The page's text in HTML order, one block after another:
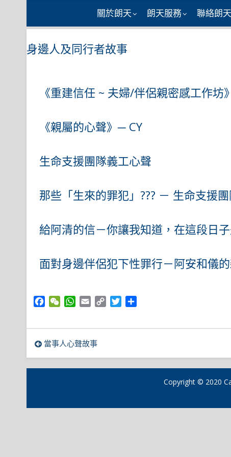
關於朗天 朗天服務 聯絡朗天
身邊人及同行者故事
《重建信任 ~ 夫婦/伴侶親密感工作坊
《親屬的心聲》─ CY
生命支援團隊義工心聲
那些「生來的罪犯」??? － 生命支援
給阿清的信－你讓我知道，在這段日
面對身邊伴侶犯下性罪行－阿安和儀
Facebook
WeChatWhatsApp
Email Copy
Twitter
文
章
當事人心聲故事
Copyright © 2020